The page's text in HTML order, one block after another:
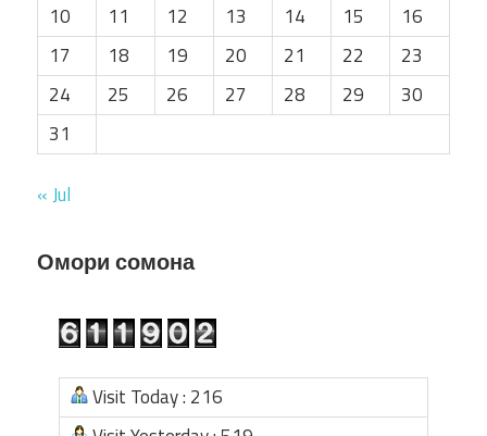
10
11 12 13 14 15
16
17
18 19 20 21 22
23
24
25 26 27 28 29
30
31
« Jul
Омори сомона
Visit Today : 216